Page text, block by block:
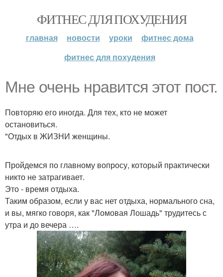
ФИТНЕС ДЛЯ ПОХУДЕНИЯ
главная новости уроки
фитнес дома
фитнес для похудения
Мне очень нравится этот пост.
Повторяю его иногда. Для тех, кто не может
остановиться.
"Отдых в ЖИЗНИ женщины.
Пройдемся по главному вопросу, который практически
никто не затрагивает.
Это - время отдыха.
Таким образом, если у вас нет отдыха, нормального сна,
и вы, мягко говоря, как "Ломовая Лошадь" трудитесь с
утра и до вечера ….